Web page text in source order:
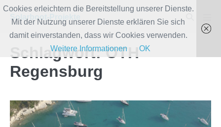
Zum
Inhalt
springen
Solarboot-Projekte
Schalter
Schlagwort:OTH
Regensburg
Woche
4#
Cookies erleichtern die Bereitstellung unserer Dienste.
Mit der Nutzung unserer Dienste erklären Sie sich
damit einverstanden, dass wir Cookies verwenden.
Weitere Informationen
OK